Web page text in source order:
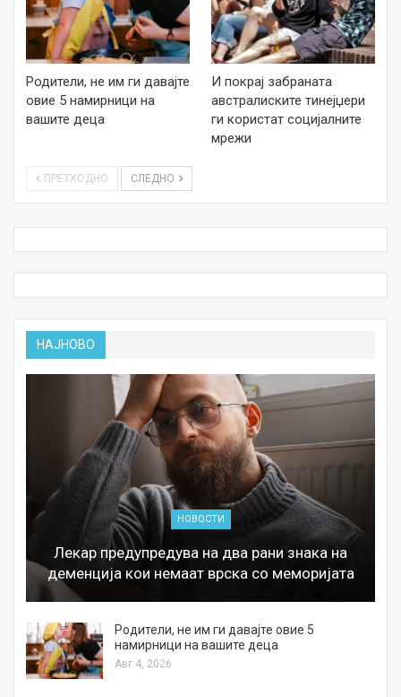
Родители, не им ги давајте
овие 5 намирници на
вашите деца
И покрај забраната
австралиските тинејџери
ги користат социјалните
мрежи
ПРЕТХОДНО СЛЕДНО
НАЈНОВО
НОВОСТИ
Лекар предупредува на два рани знака на
деменција кои немаат врска со меморијата
Родители, не им ги давајте овие 5
намирници на вашите деца
Авг 4, 2026